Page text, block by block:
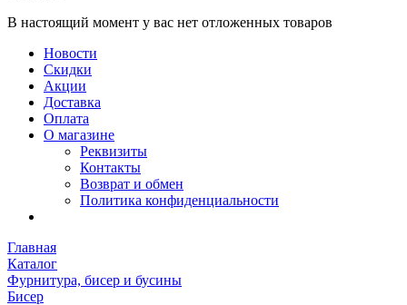
В настоящий момент у вас нет отложенных товаров
Новости
Скидки
Акции
Доставка
Оплата
О магазине
Реквизиты
Контакты
Возврат и обмен
Политика конфиденциальности
Главная
Каталог
Фурнитура, бисер и бусины
Бисер